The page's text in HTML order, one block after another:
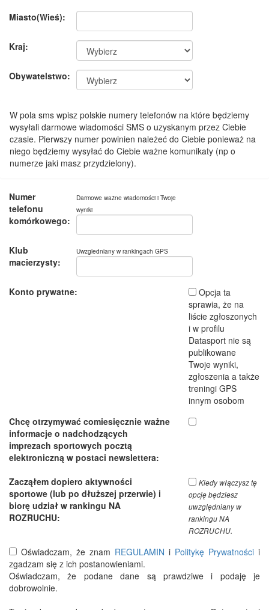
Miasto(Wieś):
Kraj:
Obywatelstwo:
W pola sms wpisz polskie numery telefonów na które będziemy
wysyłali darmowe wiadomości SMS o uzyskanym przez Ciebie
czasie. Pierwszy numer powinien należeć do Ciebie ponieważ na
niego będziemy wysyłać do Ciebie ważne komunikaty (np o
numerze jaki masz przydzielony).
Numer
telefonu
komórkowego:
Darmowe ważne wiadomości i Twoje
wyniki
Klub
macierzysty:
Uwzgledniany w rankingach GPS
Konto prywatne:
Opcja ta
sprawia, że na
liście zgłoszonych
i w profilu
Datasport nie są
publikowane
Twoje wyniki,
zgłoszenia a także
treningi GPS
innym osobom
Chcę otrzymywać comiesięcznie ważne
informacje o nadchodzących
imprezach sportowych pocztą
elektroniczną w postaci newslettera:
Zacząłem dopiero aktywności
sportowe (lub po dłuższej przerwie) i
biorę udział w rankingu NA
ROZRUCHU:
Kiedy włączysz tę
opcję będziesz
uwzględniany w
rankingu NA
ROZRUCHU.
Oświadczam, że znam REGULAMIN i Politykę Prywatności i
zgadzam się z ich postanowieniami.
Oświadczam, że podane dane są prawdziwe i podaję je
dobrowolnie.